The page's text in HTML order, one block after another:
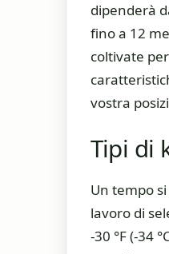
dipenderà
fino a 12
coltivate
vostra
Tipi di
Un tempo
lavoro di
-30 °F (-34